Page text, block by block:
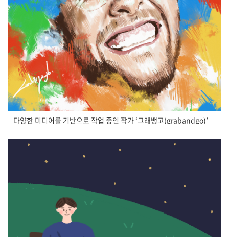
다양한 미디어를 기반으로 작업 중인 작가 ‘그래뱅고(grabandgo)’